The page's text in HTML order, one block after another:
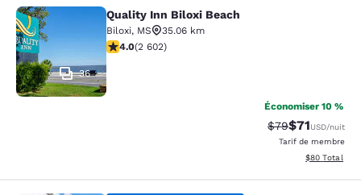
Quality Inn Biloxi Beach
36
Quality Inn Biloxi Beach
Biloxi, MS
35.06 km
3.95 étoiles. Bien. 2602 commentaires
4.0(2 602)
Économiser 10 %
Tarif barré :
$79Tarif réduit :
$71USD/nuit
Tarif de membre
Afficher les
$80 Total